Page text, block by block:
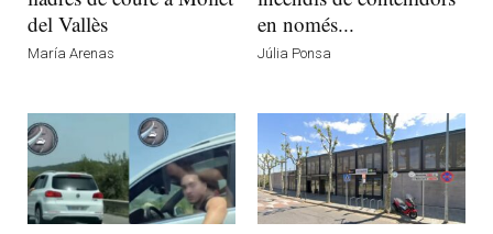
del Vallès
María Arenas
en només...
Júlia Ponsa